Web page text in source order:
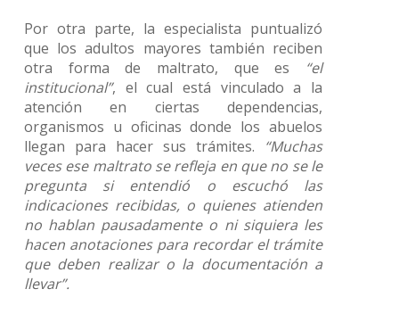
Por otra parte, la especialista puntualizó
que los adultos mayores también reciben
otra forma de maltrato, que es “el
institucional”, el cual está vinculado a la
atención en ciertas dependencias,
organismos u oficinas donde los abuelos
llegan para hacer sus trámites. “Muchas
veces ese maltrato se refleja en que no se le
pregunta si entendió o escuchó las
indicaciones recibidas, o quienes atienden
no hablan pausadamente o ni siquiera les
hacen anotaciones para recordar el trámite
que deben realizar o la documentación a
llevar”.